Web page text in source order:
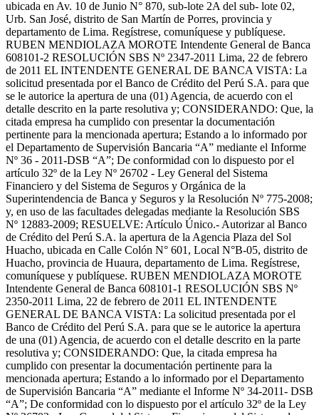
ubicada en Av. 10 de Junio N° 870, sub-lote 2A del sub- lote 02,
Urb. San José, distrito de San Martín de Porres, provincia y
departamento de Lima. Regístrese, comuníquese y publíquese.
RUBEN MENDIOLAZA MOROTE Intendente General de Banca
608101-2 RESOLUCIÓN SBS Nº 2347-2011 Lima, 22 de febrero
de 2011 EL INTENDENTE GENERAL DE BANCA VISTA: La
solicitud presentada por el Banco de Crédito del Perú S.A. para que
se le autorice la apertura de una (01) Agencia, de acuerdo con el
detalle descrito en la parte resolutiva y; CONSIDERANDO: Que, la
citada empresa ha cumplido con presentar la documentación
pertinente para la mencionada apertura; Estando a lo informado por
el Departamento de Supervisión Bancaria “A” mediante el Informe
Nº 36 - 2011-DSB “A”; De conformidad con lo dispuesto por el
artículo 32º de la Ley Nº 26702 - Ley General del Sistema
Financiero y del Sistema de Seguros y Orgánica de la
Superintendencia de Banca y Seguros y la Resolución Nº 775-2008;
y, en uso de las facultades delegadas mediante la Resolución SBS
Nº 12883-2009; RESUELVE: Artículo Único.- Autorizar al Banco
de Crédito del Perú S.A. la apertura de la Agencia Plaza del Sol
Huacho, ubicada en Calle Colón N° 601, Local N°B-05, distrito de
Huacho, provincia de Huaura, departamento de Lima. Regístrese,
comuníquese y publíquese. RUBEN MENDIOLAZA MOROTE
Intendente General de Banca 608101-1 RESOLUCIÓN SBS Nº
2350-2011 Lima, 22 de febrero de 2011 EL INTENDENTE
GENERAL DE BANCA VISTA: La solicitud presentada por el
Banco de Crédito del Perú S.A. para que se le autorice la apertura
de una (01) Agencia, de acuerdo con el detalle descrito en la parte
resolutiva y; CONSIDERANDO: Que, la citada empresa ha
cumplido con presentar la documentación pertinente para la
mencionada apertura; Estando a lo informado por el Departamento
de Supervisión Bancaria “A” mediante el Informe Nº 34-2011- DSB
“A”; De conformidad con lo dispuesto por el artículo 32º de la Ley